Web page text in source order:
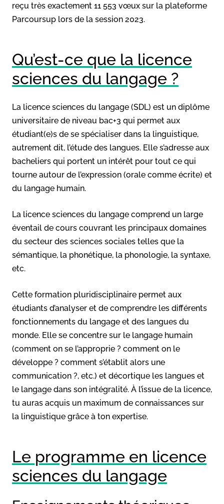
reçu très exactement 11 553 vœux sur la plateforme
Parcoursup lors de la session 2023.
Qu’est-ce que la licence
sciences du langage ?
La licence sciences du langage (SDL) est un diplôme
universitaire de niveau bac+3 qui permet aux
étudiant(e)s de se spécialiser dans la linguistique,
autrement dit, l’étude des langues. Elle s’adresse aux
bacheliers qui portent un intérêt pour tout ce qui
tourne autour de l’expression (orale comme écrite) et
du langage humain.
La licence sciences du langage comprend un large
éventail de cours couvrant les principaux domaines
du secteur des sciences sociales telles que la
sémantique, la phonétique, la phonologie, la syntaxe,
etc.
Cette formation pluridisciplinaire permet aux
étudiants d’analyser et de comprendre les différents
fonctionnements du langage et des langues du
monde. Elle se concentre sur le langage humain
(comment on se l’approprie ? comment on le
développe ? comment s’établit alors une
communication ?, etc.) et décortique les langues et
le langage dans son intégralité. À l’issue de la licence,
tu auras acquis un maximum de connaissances sur
la linguistique grâce à ton expertise.
Le programme en licence
sciences du langage